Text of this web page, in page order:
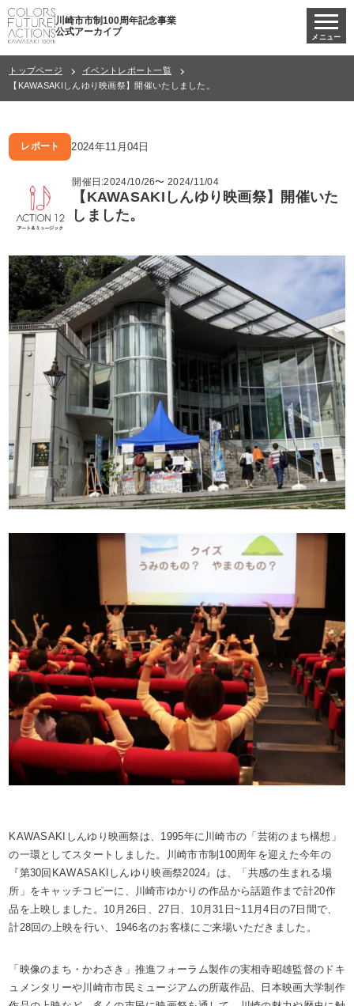
川崎市市制100周年記念事業
公式アーカイブ
メニュー
トップページ
イベントレポート一覧
【KAWASAKIしんゆり映画祭】開催いたしました。
レポート 2024年11月04日
開催日:2024/10/26〜 2024/11/04
【KAWASAKIしんゆり映画祭】開催いた
しました。
KAWASAKIしんゆり映画祭は、1995年に川崎市の「芸術のまち構想」
の一環としてスタートしました。川崎市市制100周年を迎えた今年の
『第30回KAWASAKIしんゆり映画祭2024』は、「共感の生まれる場
所」をキャッチコピーに、川崎市ゆかりの作品から話題作まで計20作
品を上映しました。10月26日、27日、10月31日~11月4日の7日間で、
計28回の上映を行い、1946名のお客様にご来場いただきました。
「映像のまち・かわさき」推進フォーラム製作の実相寺昭雄監督のドキ
ュメンタリーや川崎市市民ミュージアムの所蔵作品、日本映画大学制作